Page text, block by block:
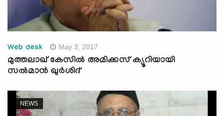
Web desk May 3, 2017
മുത്തലാഖ് കേസില്‍ അമിക്കസ് ക്യൂറിയായി
സല്‍മാന്‍ ഖുര്‍ശിദ്
NEWS